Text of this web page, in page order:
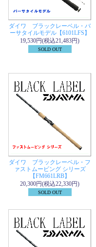
ダイワ ブラックレーベル・バ
ーサタイルモデル【6101LFS】
19,530円(税込21,483円)
SOLD OUT
ダイワ ブラックレーベル・フ
ァストムービング シリーズ
【FM661LRB】
20,300円(税込22,330円)
SOLD OUT